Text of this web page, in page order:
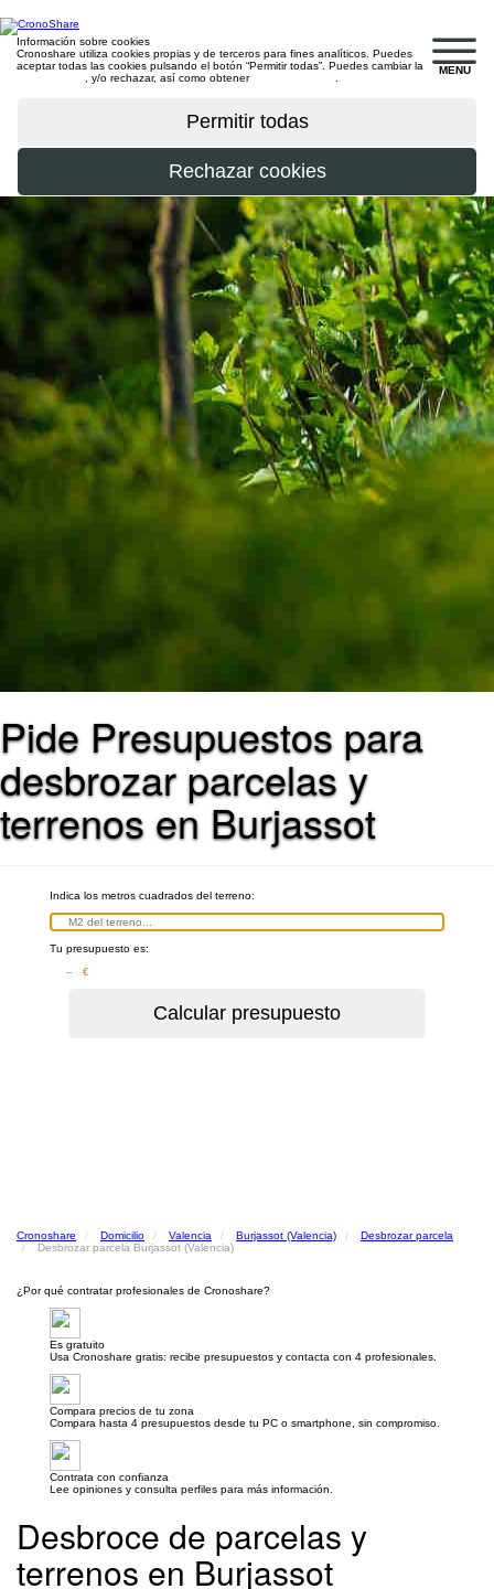
MENU
Información sobre cookies
Cronoshare utiliza cookies propias y de terceros para fines analíticos. Puedes
aceptar todas las cookies pulsando el botón “Permitir todas”. Puedes cambiar la
, y/o rechazar, así como obtener
Pide Presupuestos para
desbrozar parcelas y
terrenos en Burjassot
Indica los metros cuadrados del terreno:
Tu presupuesto es:
– €
Cronoshare Domicilio Valencia Burjassot (Valencia)
Desbrozar parcela
Desbrozar parcela Burjassot (Valencia)
¿Por qué contratar profesionales de Cronoshare?
Es gratuito
Usa Cronoshare gratis: recibe presupuestos y contacta con 4 profesionales.
Compara precios de tu zona
Compara hasta 4 presupuestos desde tu PC o smartphone, sin compromiso.
Contrata con confianza
Lee opiniones y consulta perfiles para más información.
Desbroce de parcelas y
terrenos en Burjassot